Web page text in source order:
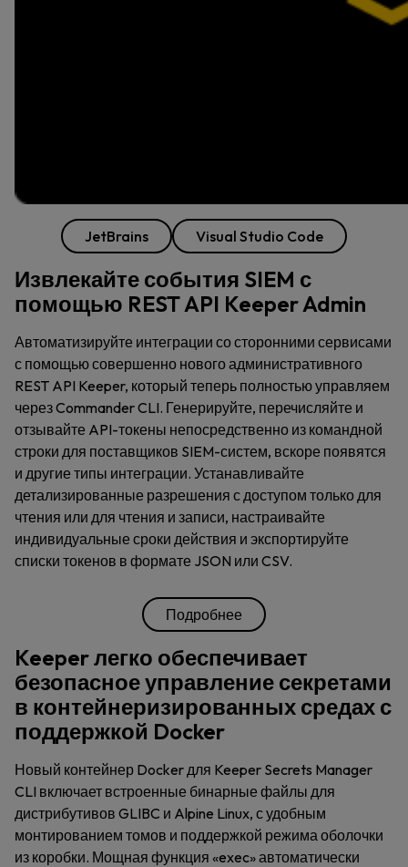
JetBrains Visual Studio Code
Извлекайте события SIEM с
помощью REST API Keeper Admin
Автоматизируйте интеграции со сторонними сервисами
с помощью совершенно нового административного
REST API Keeper, который теперь полностью управляем
через Commander CLI. Генерируйте, перечисляйте и
отзывайте API-токены непосредственно из командной
строки для поставщиков SIEM-систем, вскоре появятся
и другие типы интеграции. Устанавливайте
детализированные разрешения с доступом только для
чтения или для чтения и записи, настраивайте
индивидуальные сроки действия и экспортируйте
списки токенов в формате JSON или CSV.
Подробнее
Keeper легко обеспечивает
безопасное управление секретами
в контейнеризированных средах с
поддержкой Docker
Новый контейнер Docker для Keeper Secrets Manager
CLI включает встроенные бинарные файлы для
дистрибутивов GLIBC и Alpine Linux, с удобным
монтированием томов и поддержкой режима оболочки
из коробки. Мощная функция «exec» автоматически